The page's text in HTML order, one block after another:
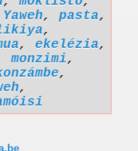
Yaweh, pasta,
,
, ekelézia,
monzimi,
,
,